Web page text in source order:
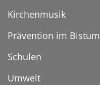
Kirchenmusik
Prävention im Bistum
Schulen
Umwelt